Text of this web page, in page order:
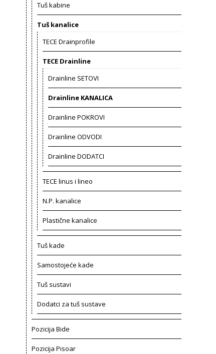
Tuš kabine
Tuš kanalice
TECE Drainprofile
TECE Drainline
Drainline SETOVI
Drainline KANALICA
Drainline POKROVI
Drainline ODVODI
Drainline DODATCI
TECE linus i lineo
N.P. kanalice
Plastične kanalice
Tuš kade
Samostojeće kade
Tuš sustavi
Dodatci za tuš sustave
Pozicija Bide
Pozicija Pisoar